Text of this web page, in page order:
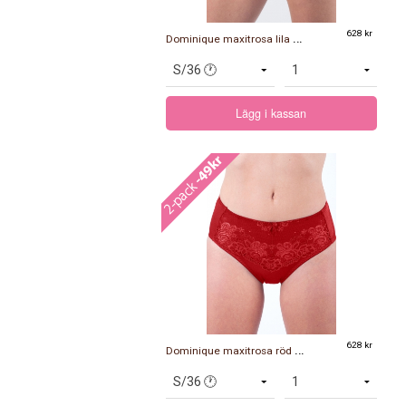
D
ominique maxitrosa lila 2-pack 628 kr
Lägg i kassan
D
ominique maxitrosa röd 2-pack 628 kr